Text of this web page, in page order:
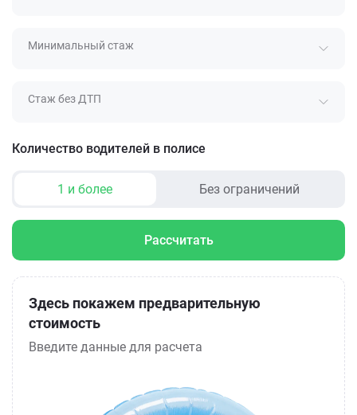
Минимальный стаж
Стаж без ДТП
Количество водителей в полисе
1 и более Без ограничений
Рассчитать
Здесь покажем предварительную
стоимость
Введите данные для расчета